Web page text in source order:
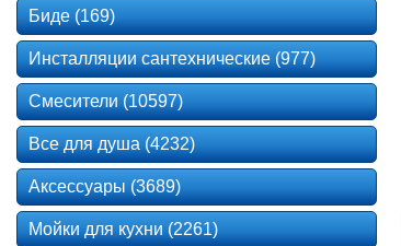
Биде (169)
Инсталляции сантехнические (977)
Смесители (10597)
Все для душа (4232)
Аксессуары (3689)
Мойки для кухни (2261)